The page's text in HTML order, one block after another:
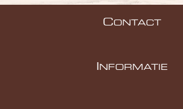
CONTACT
NFORMATIE